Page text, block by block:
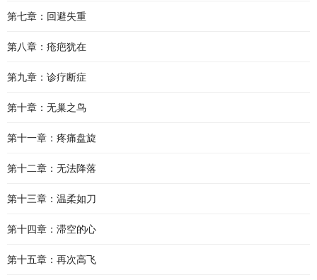
第七章：回避失重
第八章：疮疤犹在
第九章：诊疗断症
第十章：无巢之鸟
第十一章：疼痛盘旋
第十二章：无法降落
第十三章：温柔如刀
第十四章：滞空的心
第十五章：再次高飞